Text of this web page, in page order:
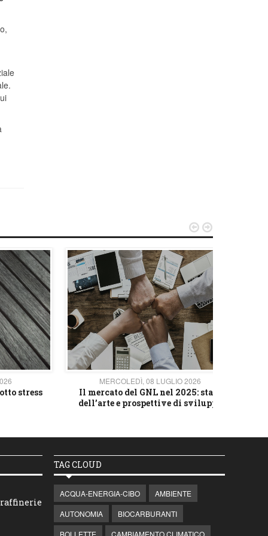
stress
MERCOLEDÌ, 08 LUGLIO 2026
Il mercato del GNL nel 2025: stato
dell’arte e prospettive di sviluppo
 
raffinerie
TAG CLOUD
ACQUA-ENERGIA-CIBO
AMBIENTE
AUTONOMIA
BIOCARBURANTI